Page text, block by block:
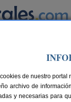
Busca
de
de nuestro portal
archivo de
y necesarias para